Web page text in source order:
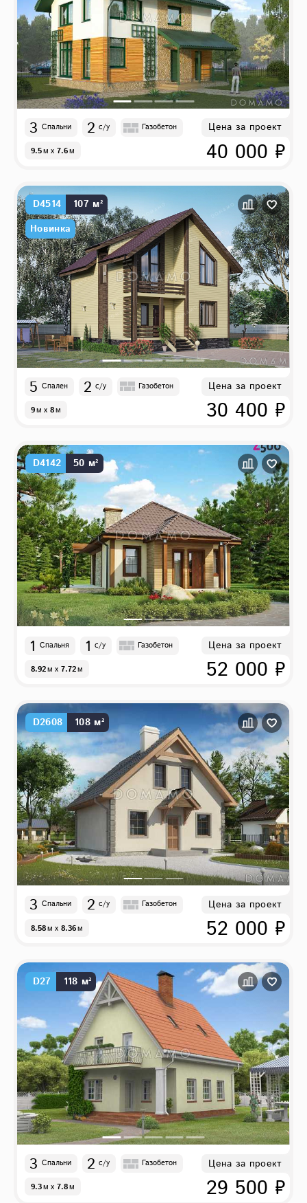
3 Спальни 2 с/у Газобетон
9.5м x 7.6м
Цена за проект
40 000 ₽
D4514
107 м²
Новинка
5 Спален 2 с/у Газобетон
9м x 8м
Цена за проект
30 400 ₽
D4142 50 м²
1 Спальня 1 с/у Газобетон
8.92м x 7.72м
Цена за проект
52 000 ₽
D2608 108 м²
3 Спальни 2 с/у Газобетон
8.58м x 8.36м
Цена за проект
52 000 ₽
D27 118 м²
3 Спальни 2 с/у Газобетон
9.3м x 7.8м
Цена за проект
29 500 ₽